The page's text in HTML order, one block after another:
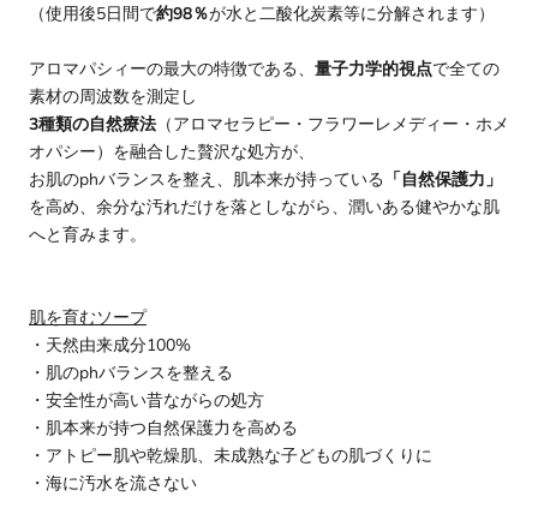
（使用後5日間で約98％が水と二酸化炭素等に分解されます）
アロマパシィーの最大の特徴である、 量子力学的視点で全ての
素材の周波数を測定し
3種類の自然療法 （アロマセラピー・フラワーレメディー・ホメ
オパシー）を融合した贅沢な処方が、
お肌のphバランスを整え、肌本来が持っている 「自然保護力」
を高め、余分な汚れだけを落としながら、潤いある健やかな肌
へと育みます。
肌を育むソープ
・天然由来成分100%
・肌のphバランスを整える
・安全性が高い昔ながらの処方
・肌本来が持つ自然保護力を高める
・アトピー肌や乾燥肌、未成熟な子どもの肌づくりに
・海に汚水を流さない